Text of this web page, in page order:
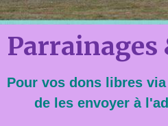
Parrainages
Pour vos dons libres
de les envoyer à